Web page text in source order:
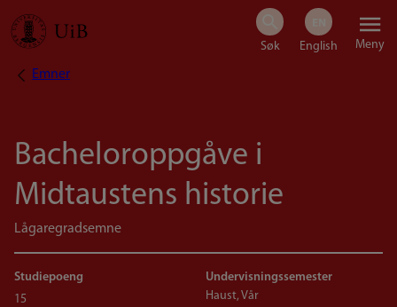
Hopp
Meny
Navigasjonssti
Emner
Bacheloroppgåve i
Midtaustens historie
Lågaregradsemne
Studiepoeng
15
Undervisningssemester
Haust, Vår